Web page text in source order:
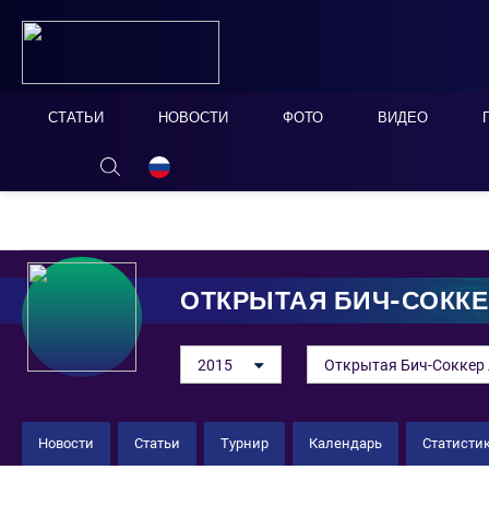
СТАТЬИ НОВОСТИ ФОТО ВИДЕО
ОНЛАЙН ТАБЛО
ОТКРЫТАЯ БИЧ-
2015 Открытая Бич-Соккер
Новости Статьи Турнир Календарь